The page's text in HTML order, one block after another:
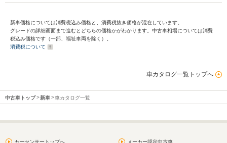
新車価格については消費税込み価格と、消費税抜き価格が混在しています。
グレードの詳細画面まで進むとどちらの価格かがわかります。中古車相場については消費
税込み価格です（一部、福祉車両を除く）。
消費税について
車カタログ一覧トップへ
中古車トップ 新車 車カタログ一覧
カーセンサートップへ メーカー認定中古車